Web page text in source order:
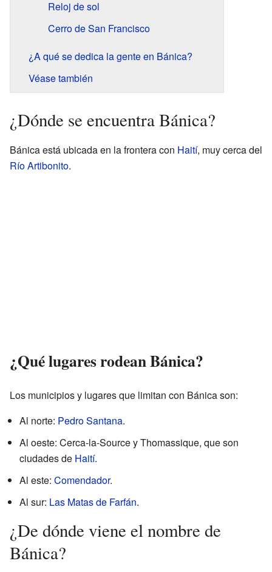
Reloj de sol
Cerro de San Francisco
¿A qué se dedica la gente en Bánica?
Véase también
¿Dónde se encuentra Bánica?
Bánica está ubicada en la frontera con Haití, muy cerca del
Río Artibonito.
¿Qué lugares rodean Bánica?
Los municipios y lugares que limitan con Bánica son:
Al norte: Pedro Santana.
Al oeste: Cerca-la-Source y Thomassique, que son
ciudades de Haití.
Al este: Comendador.
Al sur: Las Matas de Farfán.
¿De dónde viene el nombre de
Bánica?